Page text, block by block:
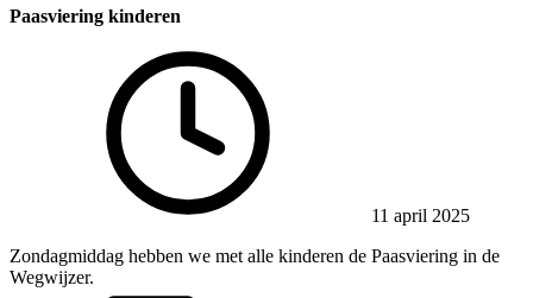
Paasviering kinderen
11 april 2025
Zondagmiddag hebben we met alle kinderen de Paasviering in de
Wegwijzer.